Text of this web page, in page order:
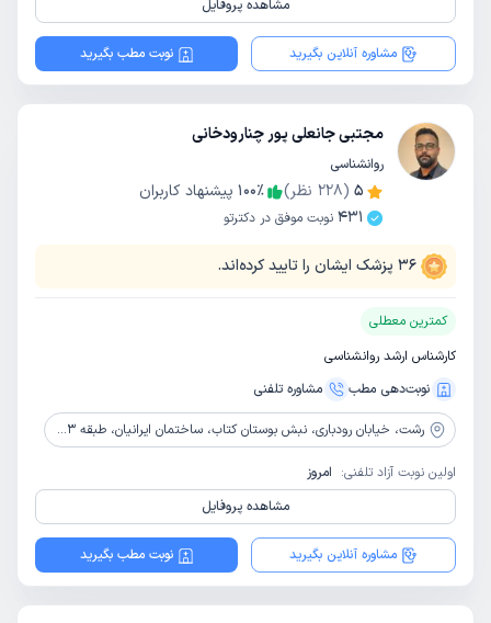
مشاهده پروفایل
مشاوره آنلاین بگیرید نوبت مطب بگیرید
مجتبی جانعلی پور چنارودخانی
روانشناسی
5
(
228 نظر) 100٪
پیشنهاد کاربران
431 نوبت موفق در دکترتو
36 پزشک ایشان را تایید کرده‌اند.
کمترین معطلی
کارشناس ارشد روانشناسی
نوبت‌دهی مطب
مشاوره‌ تلفنی
رشت، خیابان رودباری، نبش بوستان کتاب، ساختمان ایرانیان، طبقه 3، واحد 5 ، مرکز مشاوره خانواده
اولین نوبت آزاد تلفنی: امروز
مشاهده پروفایل
مشاوره آنلاین بگیرید نوبت مطب بگیرید